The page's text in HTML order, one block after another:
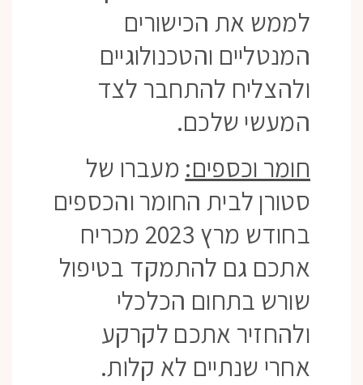
לממש את הכישורים
המנטליים והטכנולוגיים
ולהצליח להתחבר לצד
המעשי שלכם.
חומר וכספים: מעברו של
סטורן לבית החומר והכספים
בחודש מרץ 2023 מכריח
אתכם גם להתמקד בטיפול
שורש בתחום הכלכלי
ולהחזיר אתכם לקרקע
אחרי שנתיים לא קלות.